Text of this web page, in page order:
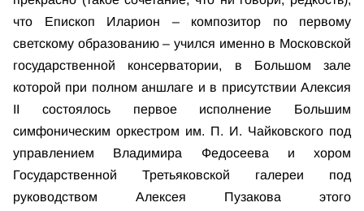
что Епископ Иларион – композитор по первому
светскому образованию – учился именно в Московской
государственной консерватории, в Большом зале
которой при полном аншлаге и в присутствии Алексия
II состоялось первое исполнение Большим
симфоническим оркестром им. П. И. Чайковского под
управлением Владимира Федосеева и хором
Государственной Третьяковской галереи под
руководством Алексея Пузакова этого